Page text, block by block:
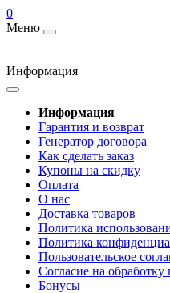
0
Меню
Информация
Информация
Гарантия и возврат
Генератор договора
Как сделать заказ
Купоны на скидку
Оплата
О нас
Доставка товаров
Политика
Политика
Пользовательское
Согласие на
Бонусы